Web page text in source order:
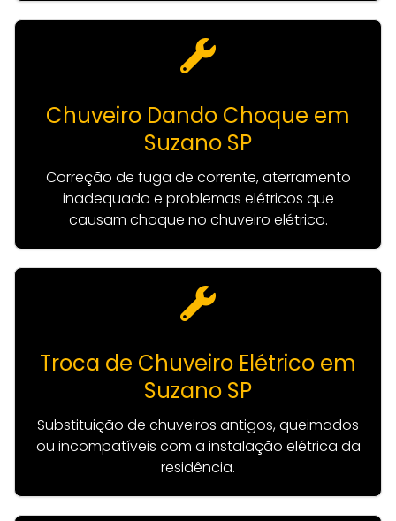
Chuveiro Dando Choque em
Suzano SP
Correção de fuga de corrente, aterramento
inadequado e problemas elétricos que
causam choque no chuveiro elétrico.
Troca de Chuveiro Elétrico em
Suzano SP
Substituição de chuveiros antigos, queimados
ou incompatíveis com a instalação elétrica da
residência.